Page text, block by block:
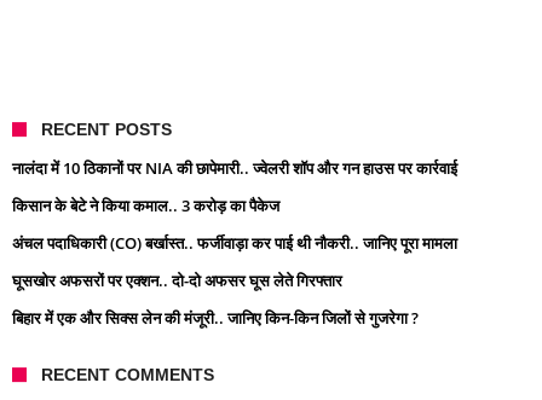
RECENT POSTS
नालंदा में 10 ठिकानों पर NIA की छापेमारी.. ज्वेलरी शॉप और गन हाउस पर कार्रवाई
किसान के बेटे ने किया कमाल.. 3 करोड़ का पैकेज
अंचल पदाधिकारी (CO) बर्खास्त.. फर्जीवाड़ा कर पाई थी नौकरी.. जानिए पूरा मामला
घूसखोर अफसरों पर एक्शन.. दो-दो अफसर घूस लेते गिरफ्तार
बिहार में एक और सिक्स लेन की मंजूरी.. जानिए किन-किन जिलों से गुजरेगा ?
RECENT COMMENTS